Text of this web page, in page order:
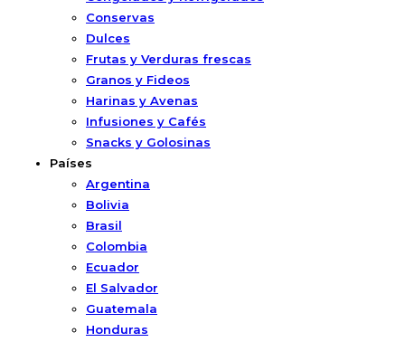
Conservas
Dulces
Frutas y Verduras frescas
Granos y Fideos
Harinas y Avenas
Infusiones y Cafés
Snacks y Golosinas
Países
Argentina
Bolivia
Brasil
Colombia
Ecuador
El Salvador
Guatemala
Honduras